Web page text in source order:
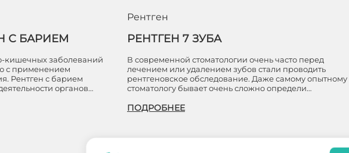
С БАРИЕМ
кишечных заболеваний
с применением
Рентген с барием
органов…
Рентген
РЕНТГЕН 7 ЗУБА
В современной стоматологии очень часто перед
лечением или удалением зубов стали проводить
рентгеновское обследование. Даже самому опытному
стоматологу бывает очень сложно определи…
ПОДРОБНЕЕ